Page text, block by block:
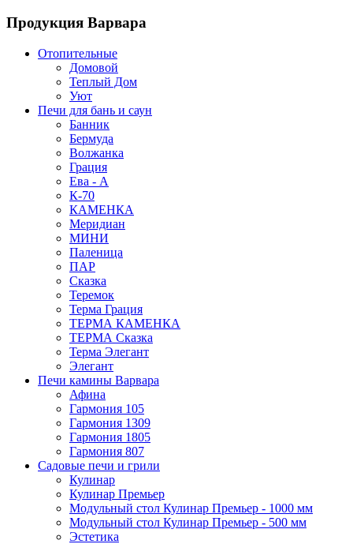
Продукция Варвара
Отопительные
Домовой
Теплый Дом
Уют
Печи для бань и саун
Банник
Бермуда
Волжанка
Грация
Ева - А
К-70
КАМЕНКА
Меридиан
МИНИ
Паленица
ПАР
Сказка
Теремок
Терма Грация
ТЕРМА КАМЕНКА
ТЕРМА Сказка
Терма Элегант
Элегант
Печи камины Варвара
Афина
Гармония 105
Гармония 1309
Гармония 1805
Гармония 807
Садовые печи и грили
Кулинар
Кулинар Премьер
Модульный стол Кулинар Премьер - 1000 мм
Модульный стол Кулинар Премьер - 500 мм
Эстетика